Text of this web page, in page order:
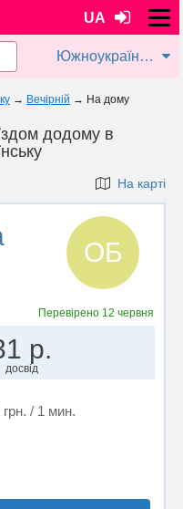
UA
Южноукраїнськ
→ Вечірній → На дому
додому в
На карті
ОБ
Перевірено 12 червня
р.
досвід
грн. / 1 мин.